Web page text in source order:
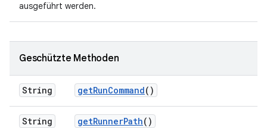
ausgeführt werden.
Geschützte Methoden
String getRunCommand()
String getRunnerPath()